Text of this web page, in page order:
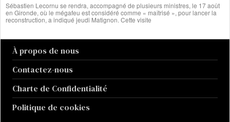
Sébastien Lecornu se rendra, accompagné de plusieurs ministres, le 17 août
en Gironde, où le mégafeu est considéré comme « maîtrisé », pour lancer la
reconstruction, a indiqué jeudi Matignon. Cette visite
À propos de nous
Contactez-nous
Charte de Confidentialité
Politique de cookies